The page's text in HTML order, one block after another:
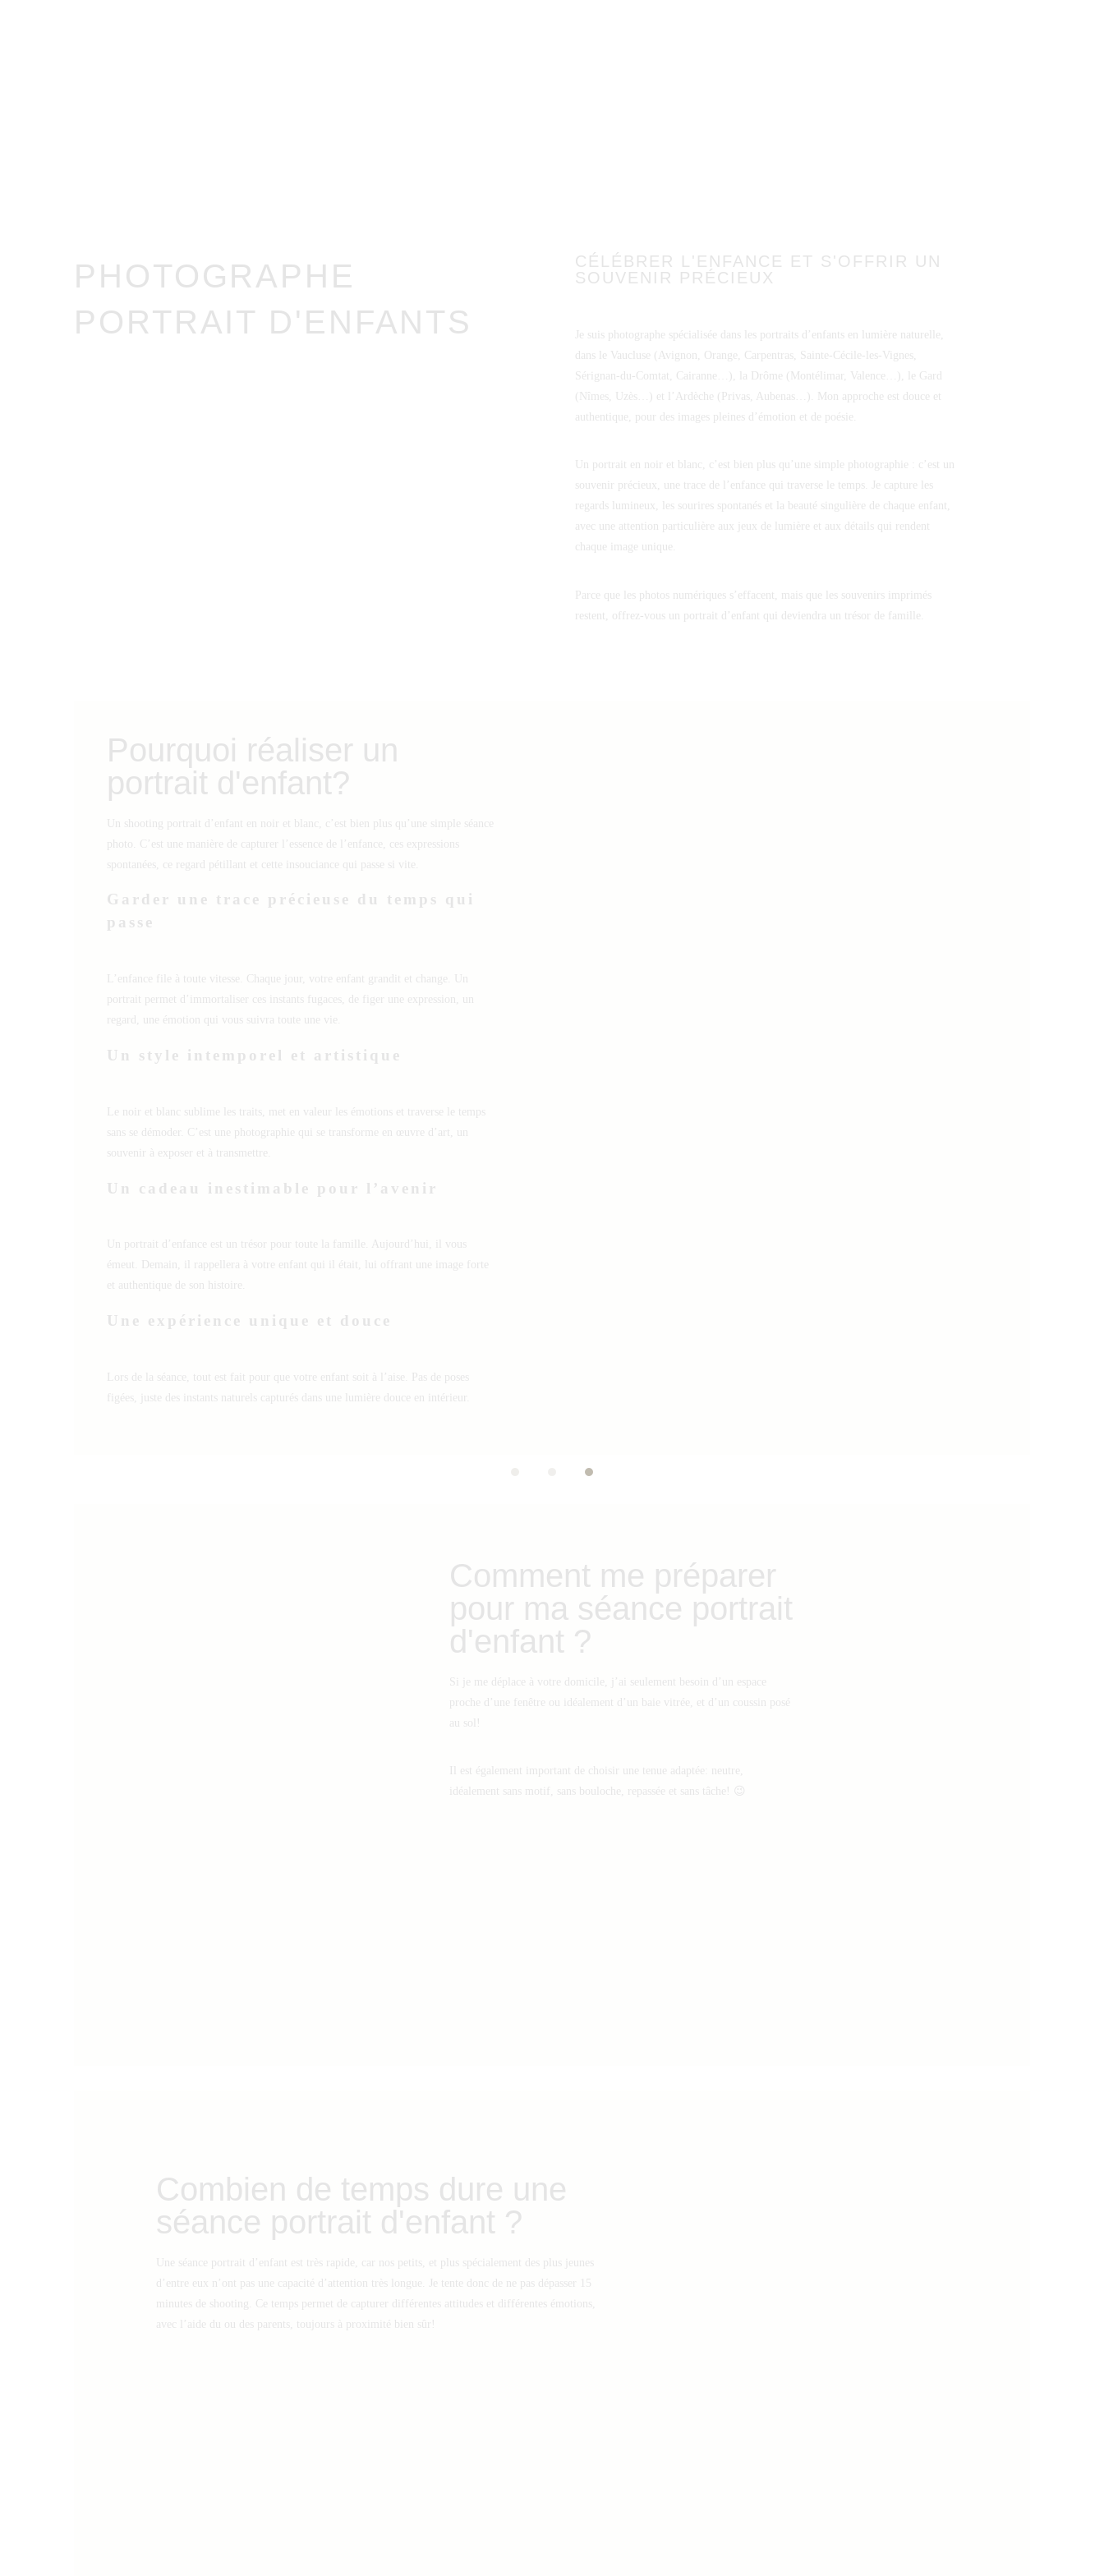
PHOTOGRAPHE
PORTRAIT D'ENFANTS
CÉLÉBRER L'ENFANCE ET S'OFFRIR UN
SOUVENIR PRÉCIEUX
Je suis photographe spécialisée dans les portraits d’enfants en lumière naturelle,
dans le Vaucluse (Avignon, Orange, Carpentras, Sainte-Cécile-les-Vignes,
Sérignan-du-Comtat, Cairanne…), la Drôme (Montélimar, Valence…), le Gard
(Nîmes, Uzès…) et l’Ardèche (Privas, Aubenas…). Mon approche est douce et
authentique, pour des images pleines d’émotion et de poésie.
Un portrait en noir et blanc, c’est bien plus qu’une simple photographie : c’est un
souvenir précieux, une trace de l’enfance qui traverse le temps. Je capture les
regards lumineux, les sourires spontanés et la beauté singulière de chaque enfant,
avec une attention particulière aux jeux de lumière et aux détails qui rendent
chaque image unique.
Parce que les photos numériques s’effacent, mais que les souvenirs imprimés
restent, offrez-vous un portrait d’enfant qui deviendra un trésor de famille.
Pourquoi réaliser un
portrait d'enfant?
Un shooting portrait d’enfant en noir et blanc, c’est bien plus qu’une simple séance
photo. C’est une manière de capturer l’essence de l’enfance, ces expressions
spontanées, ce regard pétillant et cette insouciance qui passe si vite.
Garder une trace précieuse du temps qui
passe
L’enfance file à toute vitesse. Chaque jour, votre enfant grandit et change. Un
portrait permet d’immortaliser ces instants fugaces, de figer une expression, un
regard, une émotion qui vous suivra toute une vie.
Un style intemporel et artistique
Le noir et blanc sublime les traits, met en valeur les émotions et traverse le temps
sans se démoder. C’est une photographie qui se transforme en œuvre d’art, un
souvenir à exposer et à transmettre.
Un cadeau inestimable pour l’avenir
Un portrait d’enfance est un trésor pour toute la famille. Aujourd’hui, il vous
émeut. Demain, il rappellera à votre enfant qui il était, lui offrant une image forte
et authentique de son histoire.
Une expérience unique et douce
Lors de la séance, tout est fait pour que votre enfant soit à l’aise. Pas de poses
figées, juste des instants naturels capturés dans une lumière douce en intérieur.
Comment me préparer
pour ma séance portrait
d'enfant ?
Si je me déplace à votre domicile, j’ai seulement besoin d’un espace
proche d’une fenêtre ou idéalement d’un baie vitrée, et d’un coussin posé
au sol!
Il est également important de choisir une tenue adaptée: neutre,
idéalement sans motif, sans bouloche, repassée et sans tâche! 😉
Combien de temps dure une
séance portrait d'enfant ?
Une séance portrait d’enfant est très rapide, car nos petits, et plus spécialement des plus jeunes
d’entre eux n’ont pas une capacité d’attention très longue. Je tente donc de ne pas dépasser 15
minutes de shooting. Ce temps permet de capturer différentes attitudes et différentes émotions,
avec l’aide du ou des parents, toujours à proximité bien sûr!